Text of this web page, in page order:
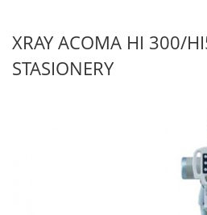
XRAY ACOMA HI 300/
STASIONERY